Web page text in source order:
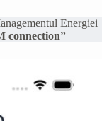
Energiei
connection”